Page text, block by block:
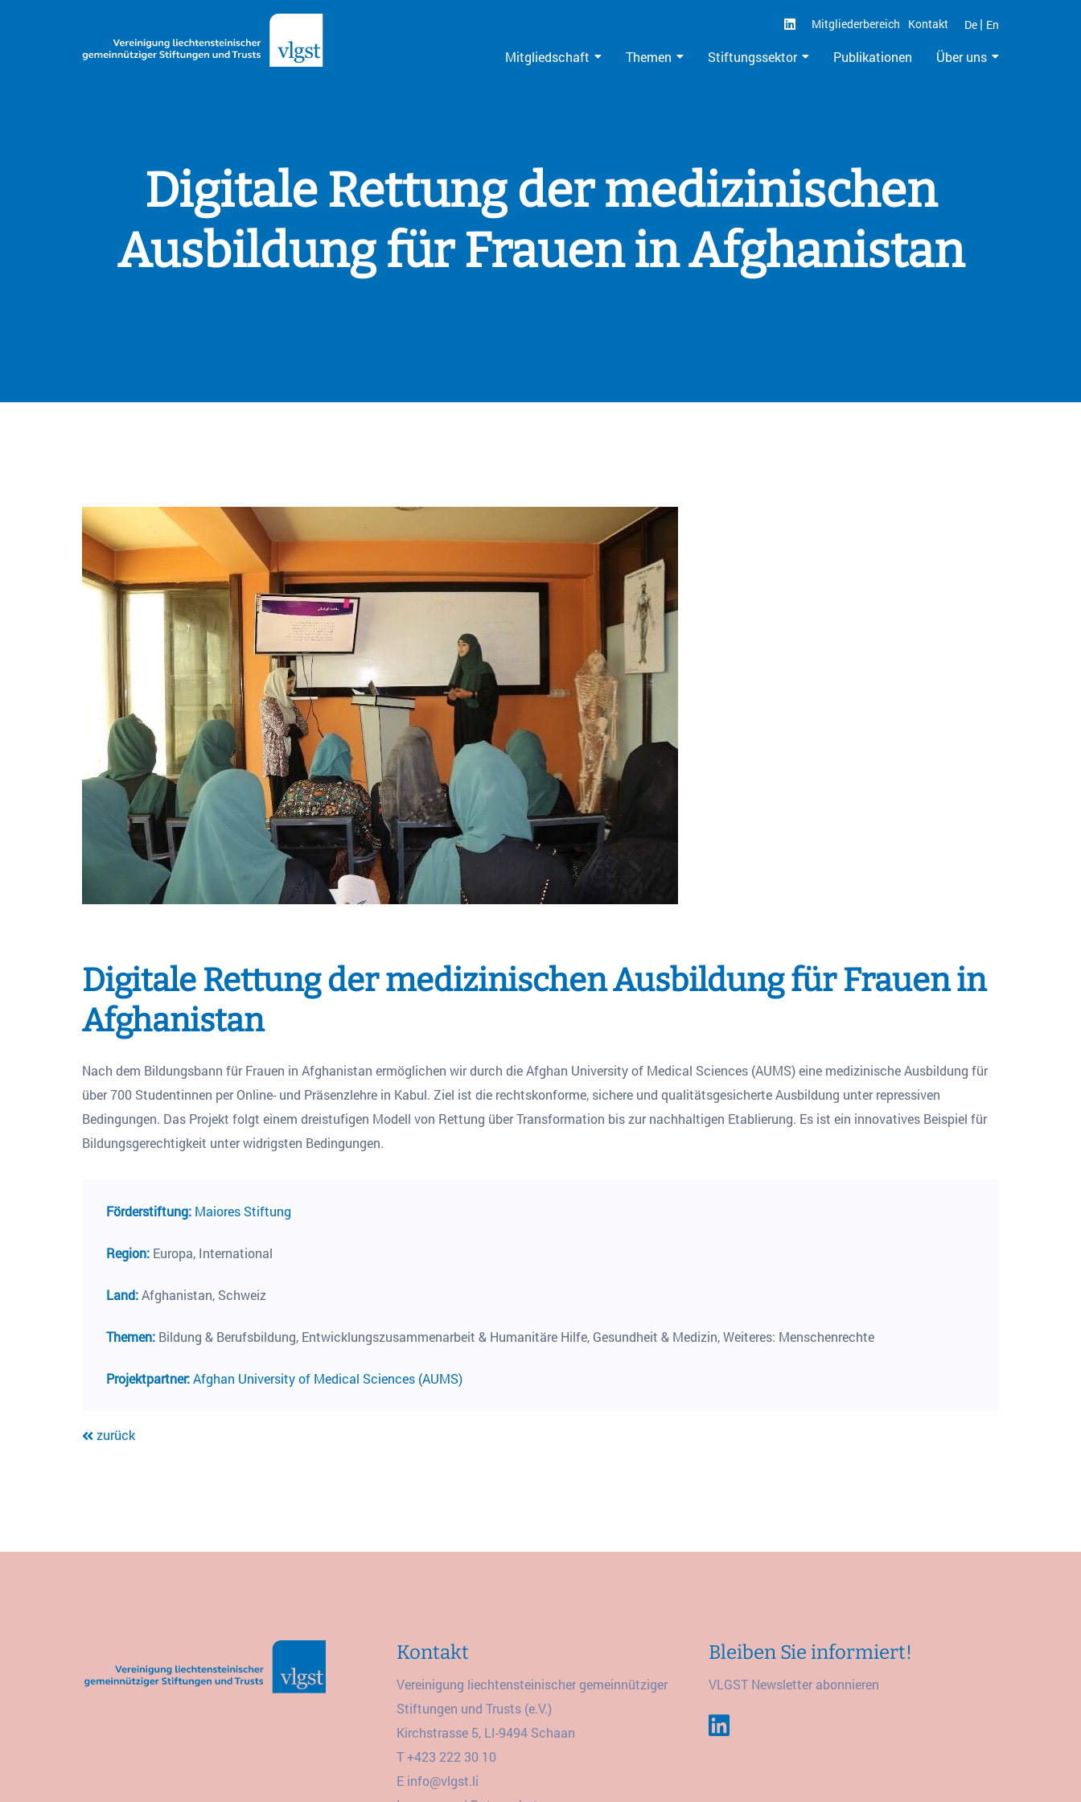
Mitgliederbereich Kontakt De | En
Mitgliedschaft Themen Stiftungssektor Publikationen Über uns
Digitale Rettung der medizinischen
Ausbildung für Frauen in Afghanistan
Digitale Rettung der medizinischen Ausbildung für Frauen in
Afghanistan
Nach dem Bildungsbann für Frauen in Afghanistan ermöglichen wir durch die Afghan University of Medical Sciences (AUMS) eine medizinische Ausbildung für
über 700 Studentinnen per Online- und Präsenzlehre in Kabul. Ziel ist die rechtskonforme, sichere und qualitätsgesicherte Ausbildung unter repressiven
Bedingungen. Das Projekt folgt einem dreistufigen Modell von Rettung über Transformation bis zur nachhaltigen Etablierung. Es ist ein innovatives Beispiel für
Bildungsgerechtigkeit unter widrigsten Bedingungen.
Förderstiftung: Maiores Stiftung
Region: Europa, International
Land:Afghanistan, Schweiz
Themen: Bildung & Berufsbildung, Entwicklungszusammenarbeit & Humanitäre Hilfe, Gesundheit & Medizin, Weiteres: Menschenrechte
Projektpartner:Afghan University of Medical Sciences (AUMS)
zurück
Kontakt
Vereinigung liechtensteinischer gemeinnütziger
Stiftungen und Trusts (e.V.)
Kirchstrasse 5, LI-9494 Schaan
T+423 222 30 10
E info@vlgst.li
Bleiben Sie informiert!
VLGST Newsletter abonnieren